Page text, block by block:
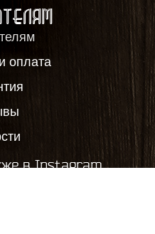
оплата
в Instagram